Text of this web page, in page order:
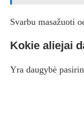
Svarbu masažuoti
Kokie aliejai
Yra daugybė